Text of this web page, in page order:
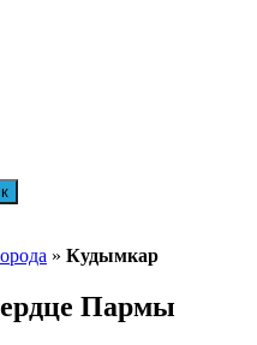
» Кудымкар
Пармы